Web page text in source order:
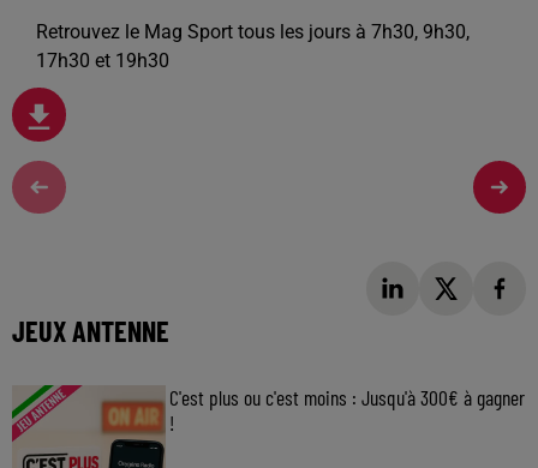
Retrouvez le Mag Sport tous les jours à 7h30, 9h30,
17h30 et 19h30
JEUX ANTENNE
C'est plus ou c'est moins : Jusqu'à 300€ à gagner
!